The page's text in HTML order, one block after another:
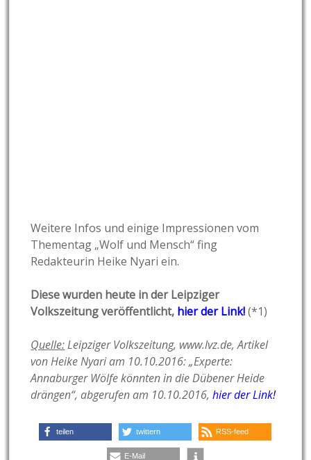
Weitere Infos und einige Impressionen vom
Thementag „Wolf und Mensch“ fing
Redakteurin Heike Nyari ein.
Diese wurden heute in der Leipziger
Volkszeitung veröffentlicht, hier der Link! (*1)
Quelle:Leipziger Volkszeitung, www.lvz.de, Artikel
von Heike Nyari am 10.10.2016: „Experte:
Annaburger Wölfe könnten in die Dübener Heide
drängen“, abgerufen am 10.10.2016,hier der Link!
teilen twittern RSS-feed
E-Mail